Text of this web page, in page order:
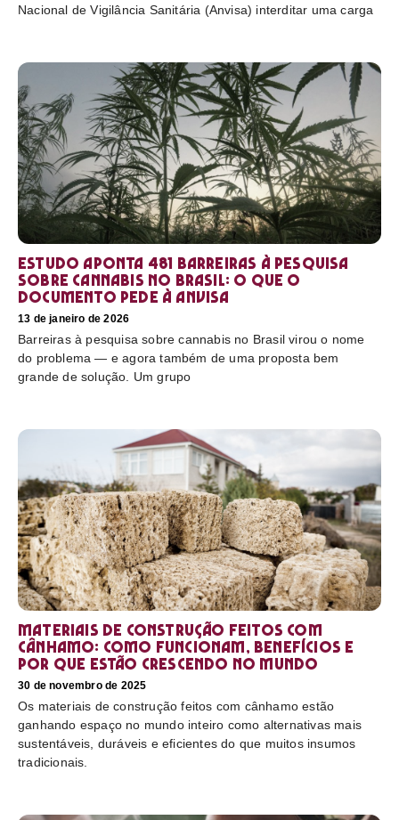
Nacional de Vigilância Sanitária (Anvisa) interditar uma carga
Estudo aponta 481 barreiras à pesquisa
sobre cannabis no Brasil: o que o
documento pede à Anvisa
13 de janeiro de 2026
Barreiras à pesquisa sobre cannabis no Brasil virou o nome
do problema — e agora também de uma proposta bem
grande de solução. Um grupo
Materiais de construção feitos com
cânhamo: como funcionam, benefícios e
por que estão crescendo no mundo
30 de novembro de 2025
Os materiais de construção feitos com cânhamo estão
ganhando espaço no mundo inteiro como alternativas mais
sustentáveis, duráveis e eficientes do que muitos insumos
tradicionais.